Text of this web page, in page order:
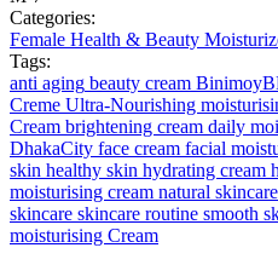
Categories:
Female Health & Beauty
Tags:
anti aging beauty cream
Creme Ultra-Nourishing
Cream brightening cream daily
DhakaCity face cream facial
skin healthy skin hydrating cream
moisturising cream natural skincare
skincare skincare routine smooth
moisturising Cream